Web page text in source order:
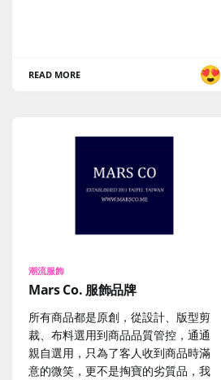
READ MORE
潮流服飾
Mars Co. 服飾品牌
所有商品都是原創，從設計、版型剪
裁、布料選用到商品品質管控，通通
親自選用，只為了客人收到商品時滿
意的微笑，更不是掏寶的劣質品，我